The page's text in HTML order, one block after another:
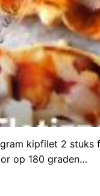
kipfilet 2
op 180 graden…